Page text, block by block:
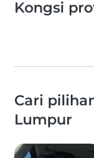
Kongsi
Cari
Lumpur